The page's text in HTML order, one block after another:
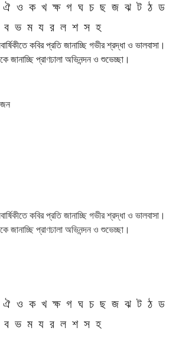
ঐ ও ক খ ক্ষ গ ঘ চ ছ জ ঝ ট ঠ ড
ব ভ ম য র ল শ স হ
কবির প্রতি জানাচ্ছি গভীর শ্রদ্ধা ও ভালবাসা।
জানাচ্ছি প্রাণঢালা অভিনন্দন ও শুভেচ্ছা।
কবির প্রতি জানাচ্ছি গভীর শ্রদ্ধা ও ভালবাসা।
জানাচ্ছি প্রাণঢালা অভিনন্দন ও শুভেচ্ছা।
ঐ ও ক খ ক্ষ গ ঘ চ ছ জ ঝ ট ঠ ড
ব ভ ম য র ল শ স হ